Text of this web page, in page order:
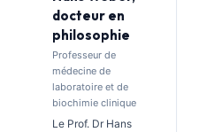
docteur en
philosophie
Professeur de
médecine de
laboratoire et de
biochimie clinique
Le Prof. Dr Hans